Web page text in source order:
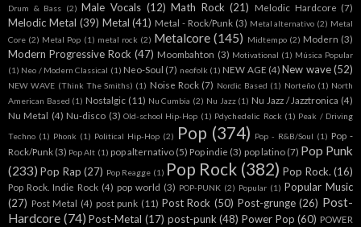
Drum & Bass (2) Male Vocals (12) Math Rock (21) Melodic Hardcore (7)
Melodic Metal (39) Metal (41) Metal - Rock/Punk (3) Metal alternativo (2) Metal
Core (2) Metal Pop (1) metal rock (2) Metalcore (145) Midtempo (2) Modern (3)
Modern Progressive Rock (47) Moombahton (3) Motivational (1) Música Popular
(1) Neo / Modern Classical (1) Neo-Soul (7) neofolk (1) NEW AGE (4) New wave (52)
NEW WAVE (Think The Smiths) (1) Noise Rock (7) Nordic Based (1) Norteño (1) North
American Based (1) Nostalgic (11) Nu Cumbia (2) Nu Jazz (1) Nu Jazz / Jazztronica (4)
Nu Metal (4) Nu-disco (3) Old-school Hip-Hop (1) Pdychedelic Rock (1) Peak / Driving
Techno (1) Phonk (1) Political Hip-Hop (2) Pop (374) Pop - R&B/Soul (1) Pop -
Rock/Punk (3) Pop Alt (1) pop alternativo (5) Pop indie (3) pop latino (7) Pop Punk
(233) Pop Rap (27) Pop Reagge (1) Pop Rock (382) Pop Rock. (16)
Pop Rock. Indie Rock (4) pop world (3) POP-PUNK (2) Popular (1) Popular Music
(27) Post Metal (4) post punk (11) Post Rock (50) Post-grunge (26) Post-
Hardcore (74) Post-Metal (17) post-punk (48) Power Pop (60) POWER